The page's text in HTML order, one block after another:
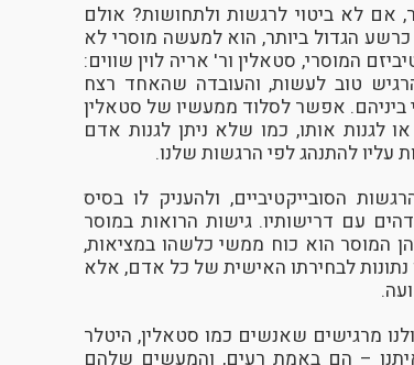
אם לא ביטוי לרגשות ולתחושות? אולם
כרשע הגדול ביותר, הוא למעשה מוסרי לא
המוסרי, סטאלין ור' אריה לוין שווים:
טוב לעשות, והעובדה שהאחד רצח
ביניהם. אפשר לסלוד ממעשיו של סטאלין
לגנות אותו, כמו שלא ניתן לגנות אדם
עליו להתנהג לפי הרגשות שלנו.
הסובייקטיביים, ולהעניק לו בסיס
עם דרישותיו. גישות הרואות במוסר
המוסר הוא כוח ממשי כלשהו במציאות,
נתונות לבחירתו האישית של כל אדם, אלא
מרגישים שאנשים כמו סטאלין, היטלר
– הם באמת רעים, והמעשים שלהם